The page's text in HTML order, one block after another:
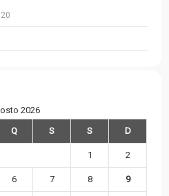
2026
Q S S D
1 2
6 7 8 9